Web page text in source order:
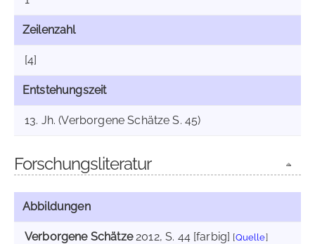
Zeilenzahl
[4]
Entstehungszeit
13. Jh. (Verborgene Schätze S. 45)
Forschungsliteratur
Abbildungen
Verborgene Schätze2012, S. 44 [farbig] [Quelle]